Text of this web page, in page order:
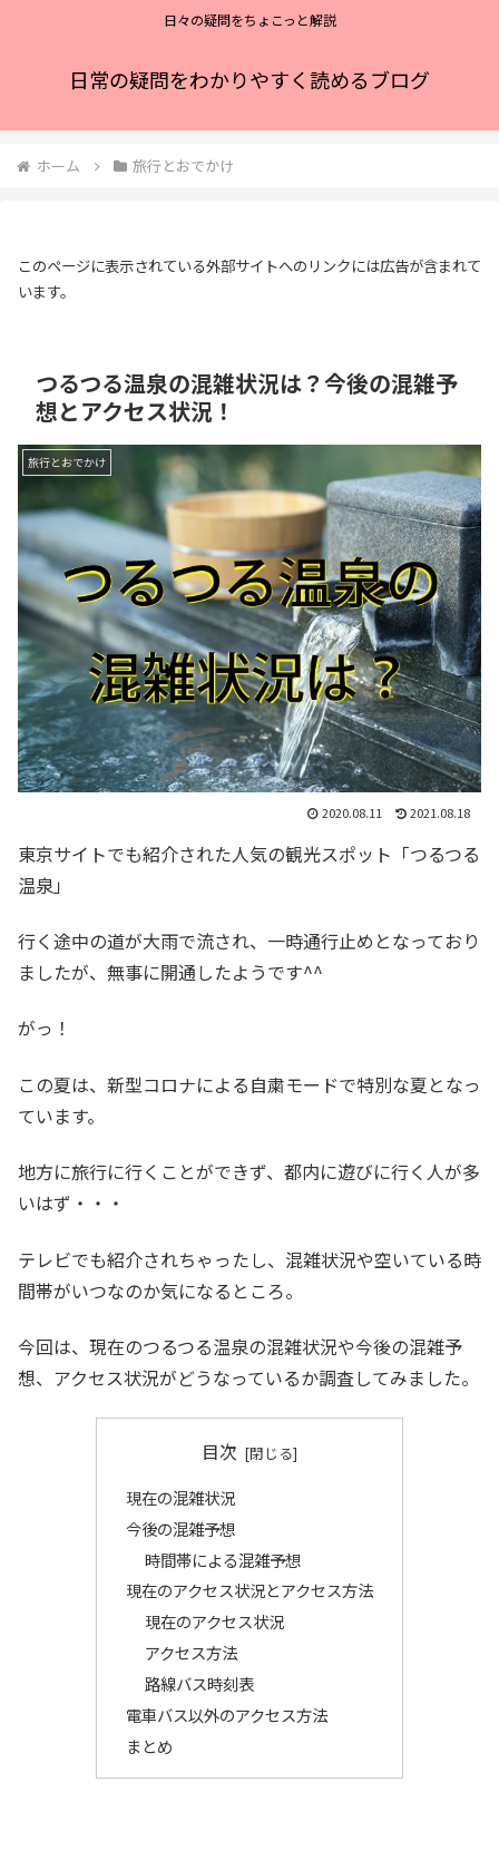
日々の疑問をちょこっと解説
日常の疑問をわかりやすく読めるブログ
ホーム 旅行とおでかけ
このページに表示されている外部サイトへのリンクには広告が含まれて
います。
つるつる温泉の混雑状況は？今後の混雑予
想とアクセス状況！
旅行とおでかけ
2020.08.11 2021.08.18
東京サイトでも紹介された人気の観光スポット「つるつる
温泉」
行く途中の道が大雨で流され、一時通行止めとなっており
ましたが、無事に開通したようです^^
がっ！
この夏は、新型コロナによる自粛モードで特別な夏となっ
ています。
地方に旅行に行くことができず、都内に遊びに行く人が多
いはず・・・
テレビでも紹介されちゃったし、混雑状況や空いている時
間帯がいつなのか気になるところ。
今回は、現在のつるつる温泉の混雑状況や今後の混雑予
想、アクセス状況がどうなっているか調査してみました。
目次
現在の混雑状況
今後の混雑予想
時間帯による混雑予想
現在のアクセス状況とアクセス方法
現在のアクセス状況
アクセス方法
路線バス時刻表
電車バス以外のアクセス方法
まとめ